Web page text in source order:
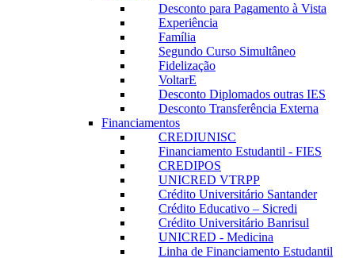
Desconto para Pagamento à Vista
Experiência
Família
Segundo Curso Simultâneo
Fidelização
VoltarE
Desconto Diplomados outras IES
Desconto Transferência Externa
Financiamentos
CREDIUNISC
Financiamento Estudantil - FIES
CREDIPOS
UNICRED VTRPP
Crédito Universitário Santander
Crédito Educativo – Sicredi
Crédito Universitário Banrisul
UNICRED - Medicina
Linha de Financiamento Estudantil